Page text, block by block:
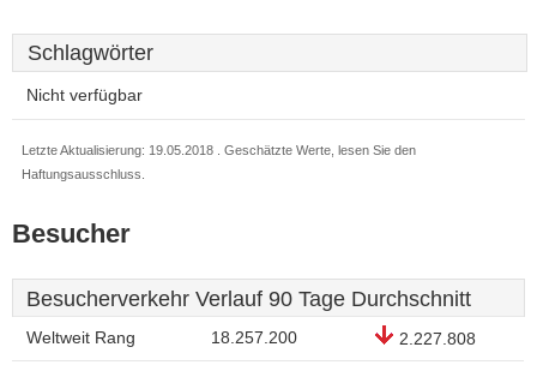
Schlagwörter
Nicht verfügbar
Letzte Aktualisierung: 19.05.2018 . Geschätzte Werte, lesen Sie den
Haftungsausschluss.
Besucher
Besucherverkehr Verlauf 90 Tage Durchschnitt
Weltweit Rang 18.257.200 2.227.808